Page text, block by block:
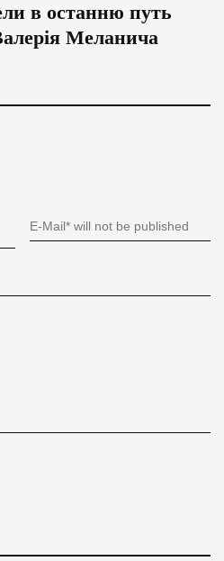
в останню путь
Меланича